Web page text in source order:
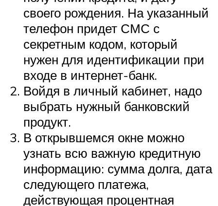
своего рождения. На указанный
телефон придет СМС с
секретным кодом, который
нужен для идентификации при
входе в интернет-банк.
Войдя в личный кабинет, надо
выбрать нужный банковский
продукт.
В открывшемся окне можно
узнать всю важную кредитную
информацию: сумма долга, дата
следующего платежа,
действующая процентная